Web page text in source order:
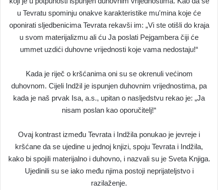
u Tevratu spominju onakve karakteristike mu'mina koje će
oponirati sljedbenicima Tevrata rekavši im: „Vi ste otišli do kraja
u svom materijalizmu ali ću Ja poslati Pejgambera čiji će
ummet uzdići duhovne vrijednosti koje vama nedostaju!“
Kada je riječ o kršćanima oni su se okrenuli većinom
duhovnom. Cijeli Indžil je ispunjen duhovnim vrijednostima, pa
kada je naš prvak Isa, a.s., upitan o nasljedstvu rekao je: „Ja
nisam poslan kao oporučitelj!“
Ovaj kontrast između Tevrata i Indžila ponukao je jevreje i
kršćane da se ujedine u jednoj knjizi, spoju Tevrata i Indžila,
kako bi spojili materijalno i duhovno, i nazvali su je Sveta Knjiga.
Ujedinili su se iako među njima postoji neprijateljstvo i
razilaženje.